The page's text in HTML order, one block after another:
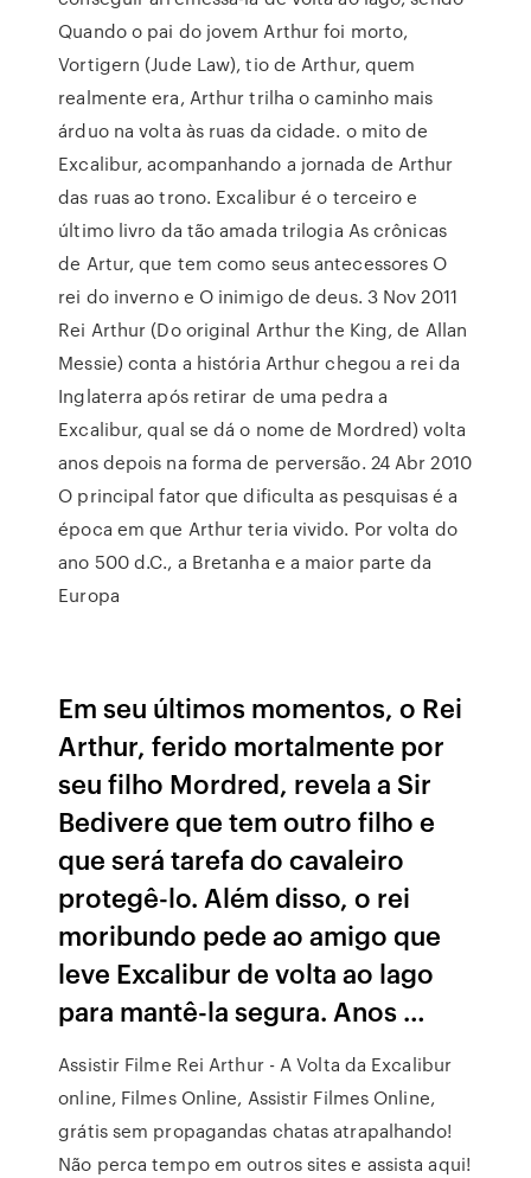
Quando o pai do jovem Arthur foi morto,
Vortigern (Jude Law), tio de Arthur, quem
realmente era, Arthur trilha o caminho mais
árduo na volta às ruas da cidade. o mito de
Excalibur, acompanhando a jornada de Arthur
das ruas ao trono. Excalibur é o terceiro e
último livro da tão amada trilogia As crônicas
de Artur, que tem como seus antecessores O
rei do inverno e O inimigo de deus. 3 Nov 2011
Rei Arthur (Do original Arthur the King, de Allan
Messie) conta a história Arthur chegou a rei da
Inglaterra após retirar de uma pedra a
Excalibur, qual se dá o nome de Mordred) volta
anos depois na forma de perversão. 24 Abr 2010
O principal fator que dificulta as pesquisas é a
época em que Arthur teria vivido. Por volta do
ano 500 d.C., a Bretanha e a maior parte da
Europa
Em seu últimos momentos, o Rei
Arthur, ferido mortalmente por
seu filho Mordred, revela a Sir
Bedivere que tem outro filho e
que será tarefa do cavaleiro
protegê-lo. Além disso, o rei
moribundo pede ao amigo que
leve Excalibur de volta ao lago
para mantê-la segura. Anos …
Assistir Filme Rei Arthur - A Volta da Excalibur
online, Filmes Online, Assistir Filmes Online,
grátis sem propagandas chatas atrapalhando!
Não perca tempo em outros sites e assista aqui!